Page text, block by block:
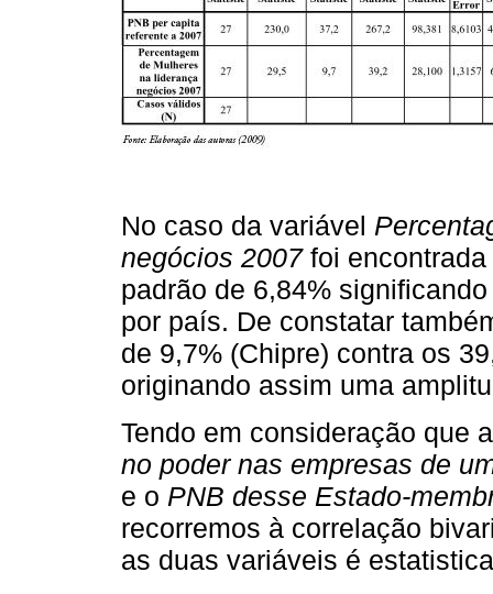
No caso da variável
negócios 2007foi encontrada
padrão de 6,84%
por país. De constatar
de 9,7% (Chipre) contra os
originando assim uma
Tendo em consideração que
no poder nas empresas de
e o PNB desse Estado-
recorremos à correlação
as duas variáveis é